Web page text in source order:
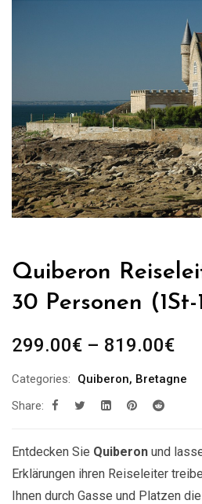
Quiberon
30 Personen (1St-
299.00€ – 819.00€
bis
Categories: Quiberon, Bretagne
Share:
Entdecken Sie Quiberon und
Erklärungen ihren Reiseleiter
Ihnen durch Gasse und Platzen